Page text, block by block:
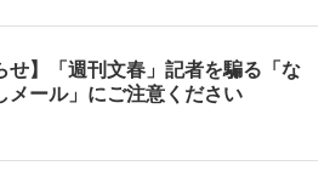
せ】「週刊文春」記者を騙る「な
メール」にご注意ください